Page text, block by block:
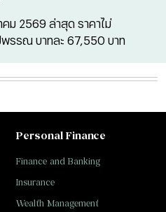
ม 2569 ล่าสุด ราคาไม่
รรณ บาทละ 67,550 บาท
Personal Finance
Finance and Banking
Insurance
Wealth Management